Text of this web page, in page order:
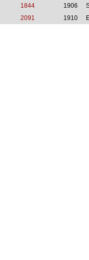
1844 1906
2091 1910